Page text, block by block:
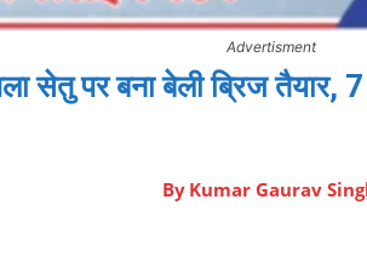
Advertisment
सेतु पर बना बेली ब्रिज
By Kumar Gaurav